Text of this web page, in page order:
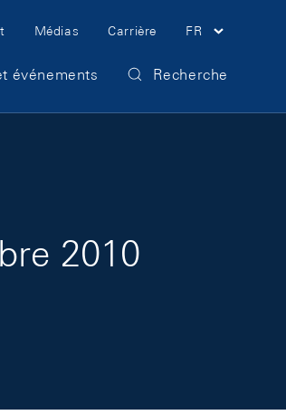
Médias Carrière FR
événements Recherche
2010